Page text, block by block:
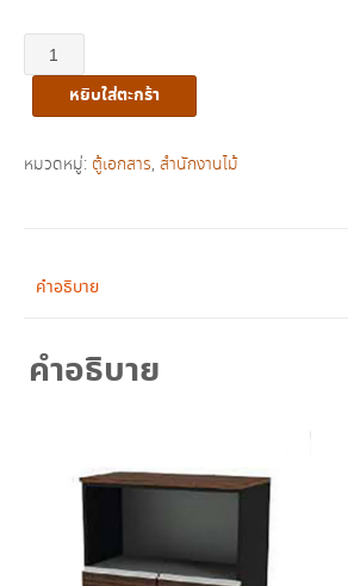
จำนวน
ตู้
บน
ปิด
ชิ้น
หยิบใส่ตะกร้า
หมวดหมู่: ตู้เอกสาร, สำนักงานไม้
คำอธิบาย
คำอธิบาย